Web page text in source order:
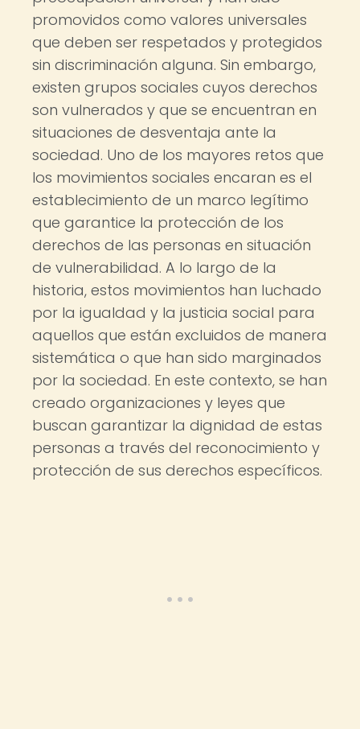
promovidos como valores universales
que deben ser respetados y protegidos
sin discriminación alguna. Sin embargo,
existen grupos sociales cuyos derechos
son vulnerados y que se encuentran en
situaciones de desventaja ante la
sociedad. Uno de los mayores retos que
los movimientos sociales encaran es el
establecimiento de un marco legítimo
que garantice la protección de los
derechos de las personas en situación
de vulnerabilidad. A lo largo de la
historia, estos movimientos han luchado
por la igualdad y la justicia social para
aquellos que están excluidos de manera
sistemática o que han sido marginados
por la sociedad. En este contexto, se han
creado organizaciones y leyes que
buscan garantizar la dignidad de estas
personas a través del reconocimiento y
protección de sus derechos específicos.